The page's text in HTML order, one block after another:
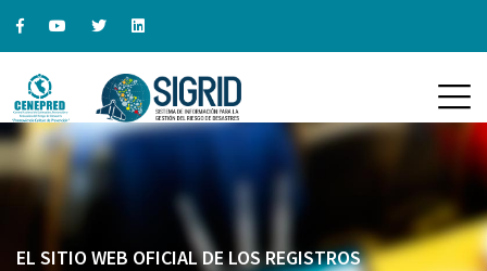
EL SITIO WEB OFICIAL DE LOS REGISTROS